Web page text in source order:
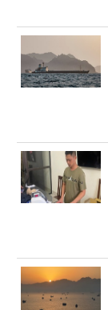
vụ
Sách
Công